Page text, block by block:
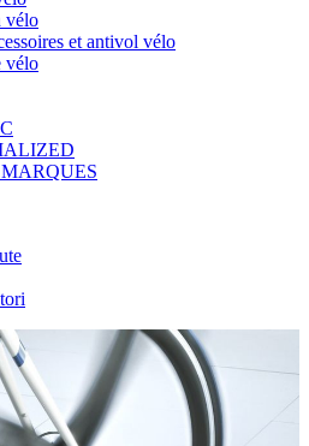
vélo
et antivol vélo
vélo